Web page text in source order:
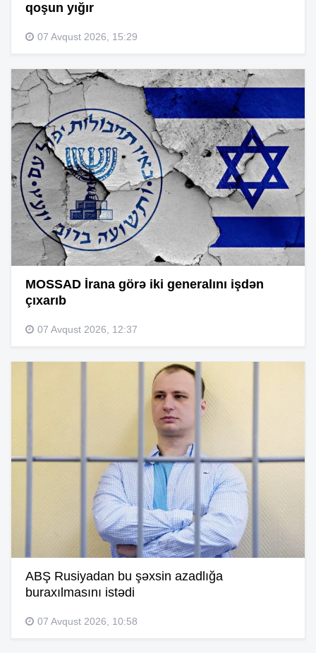
qoşun yığır
07 Avqust 2026, 15:29
MOSSAD İrana görə iki generalını işdən
çıxarıb
07 Avqust 2026, 12:37
ABŞ Rusiyadan bu şəxsin azadlığa
buraxılmasını istədi
07 Avqust 2026, 10:58